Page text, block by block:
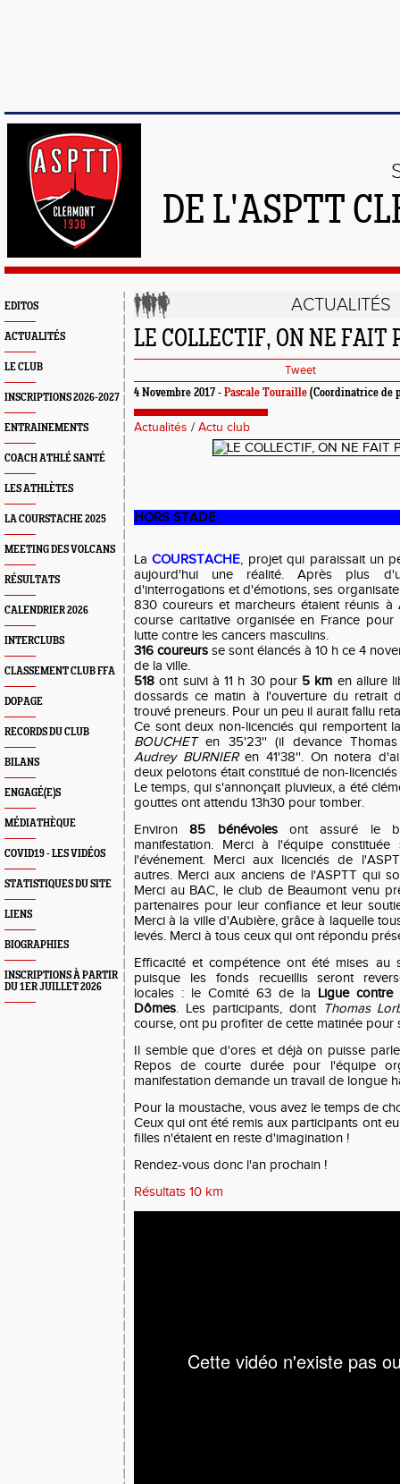
DE L'ASPTT
EDITOS
ACTUALITÉS
LE CLUB
INSCRIPTIONS 2026-2027
ENTRAINEMENTS
COACH ATHLÉ SANTÉ
LES ATHLÈTES
LA COURSTACHE 2025
MEETING DES VOLCANS
RÉSULTATS
CALENDRIER 2026
INTERCLUBS
CLASSEMENT CLUB FFA
DOPAGE
RECORDS DU CLUB
BILANS
ENGAGÉ(E)S
MÉDIATHÈQUE
COVID19 - LES VIDÉOS
STATISTIQUES DU SITE
LIENS
BIOGRAPHIES
INSCRIPTIONS À PARTIR
DU 1ER JUILLET 2026
ACTUALITÉS
LE COLLECTIF, ON NE FAIT
Tweet
4 Novembre 2017 - Pascale Touraille (Coordinatrice de
Actualités / Actu club
HORS STADE
LaCOURSTACHE, projet qui paraissait un
aujourd'hui une réalité. Après plus
d'interrogations et d'émotions, ses
830 coureurs et marcheurs étaient réunis
course caritative organisée en France
lutte contre les cancers masculins.
316 coureurs se sont élancés à 10 h ce 4
de la ville.
518ont suivi à 11 h 30 pour 5 km en allure
dossards ce matin à l'ouverture du retrait
trouvé preneurs. Pour un peu il aurait fallu
Ce sont deux non-licenciés qui remportent
BOUCHETen 35'23'' (il devance
Audrey BURNIERen 41'38''. On notera
deux pelotons était constitué de non-licenciés
Le temps, qui s'annonçait pluvieux, a été
gouttes ont attendu 13h30 pour tomber.
Environ
85 bénévolesont assuré le
manifestation. Merci à l'équipe constituée
l'événement. Merci aux licenciés de
autres. Merci aux anciens de l'ASPTT qui
Merci au BAC, le club de Beaumont venu
partenaires pour leur confiance et leur
Merci à la ville d'Aubière, grâce à laquelle
levés. Merci à tous ceux qui ont répondu
Efficacité et compétence ont été mises au
puisque les fonds recueillis seront
locales : le Comité 63 de la Ligue contre
Dômes. Les participants, dont Thomas
course, ont pu profiter de cette matinée pour
Il semble que d'ores et déjà on puisse
Repos de courte durée pour l'équipe
manifestation demande un travail de longue
Pour la moustache, vous avez le temps de
Ceux qui ont été remis aux participants ont
filles n'étaient en reste d'imagination !
Rendez-vous donc l'an prochain !
Résultats 10 km